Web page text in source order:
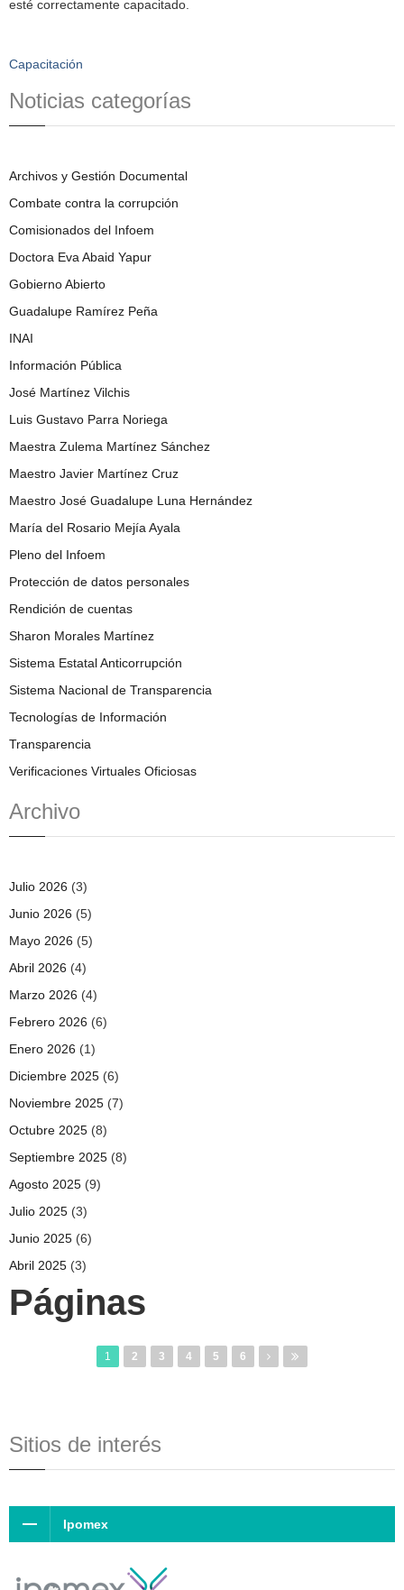
esté correctamente capacitado.
Capacitación
Noticias categorías
Archivos y Gestión Documental
Combate contra la corrupción
Comisionados del Infoem
Doctora Eva Abaid Yapur
Gobierno Abierto
Guadalupe Ramírez Peña
INAI
Información Pública
José Martínez Vilchis
Luis Gustavo Parra Noriega
Maestra Zulema Martínez Sánchez
Maestro Javier Martínez Cruz
Maestro José Guadalupe Luna Hernández
María del Rosario Mejía Ayala
Pleno del Infoem
Protección de datos personales
Rendición de cuentas
Sharon Morales Martínez
Sistema Estatal Anticorrupción
Sistema Nacional de Transparencia
Tecnologías de Información
Transparencia
Verificaciones Virtuales Oficiosas
Archivo
Julio 2026 (3)
Junio 2026 (5)
Mayo 2026 (5)
Abril 2026 (4)
Marzo 2026 (4)
Febrero 2026 (6)
Enero 2026 (1)
Diciembre 2025 (6)
Noviembre 2025 (7)
Octubre 2025 (8)
Septiembre 2025 (8)
Agosto 2025 (9)
Julio 2025 (3)
Junio 2025 (6)
Abril 2025 (3)
Páginas
1 2 3 4 5 6
Sitios de interés
Ipomex